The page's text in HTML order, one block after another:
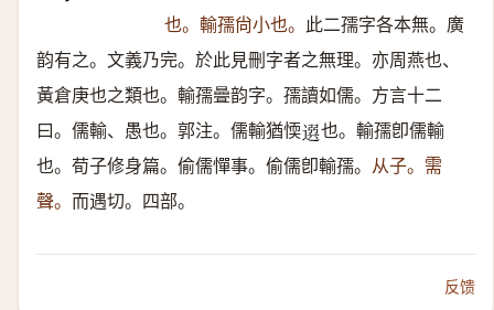
也。輸孺尙小也。 此二孺字各本無。廣
韵有之。文義乃完。於此見刪字者之無理。亦周燕也、
黃倉庚也之類也。輸孺曡韵字。孺讀如儒。方言十二
曰。儒輸、愚也。郭注。儒輸猶愞𨕖 也。輸孺卽儒輸
也。荀子修身篇。偷儒憚事。偷儒卽輸孺。 从子。需
聲。 而遇切。四部。
反馈